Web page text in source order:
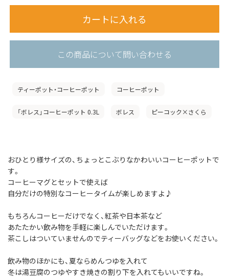
この商品について問い合わせる
ティーポット・コーヒーポット コーヒーポット
「ボレス」コーヒーポット 0.3L ボレス ピーコック×さくら
おひとり様サイズの、ちょっとこぶりなかわいいコーヒーポットで
す。
コーヒーマグとセットで使えば
自分だけの特別なコーヒータイムが楽しめますよ♪
もちろんコーヒーだけでなく、紅茶や日本茶など
あたたかい飲み物を手軽に楽しんでいただけます。
茶こしはついていませんのでティーバッグなどをお使いください。
飲み物のほかにも、夏ならめんつゆを入れて
冬は湯豆腐のつゆやすき焼きの割り下を入れてもいいですね。